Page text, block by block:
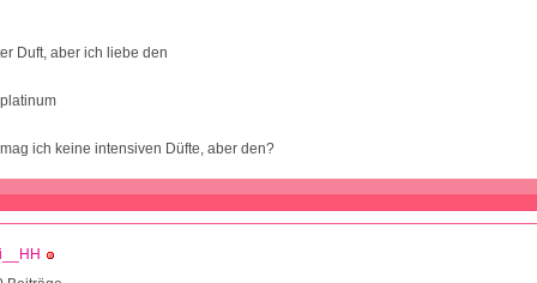
Duft, aber ich liebe den
ich keine intensiven Düfte, aber den?